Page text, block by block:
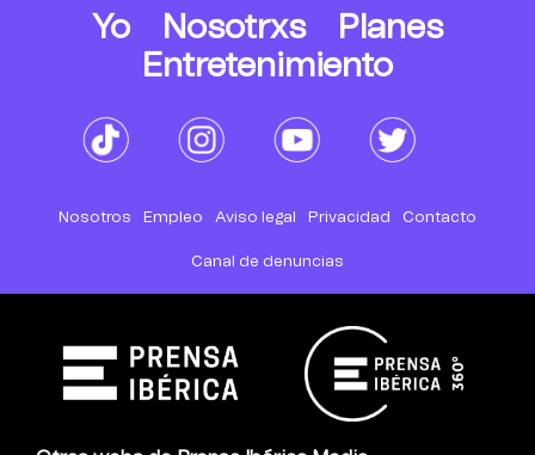
Yo Nosotrxs
Planes
Entretenimiento
Nosotros Empleo Aviso legal Privacidad Contacto
Canal de denuncias